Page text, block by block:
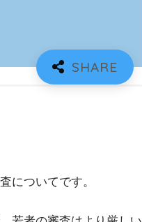
についてです。